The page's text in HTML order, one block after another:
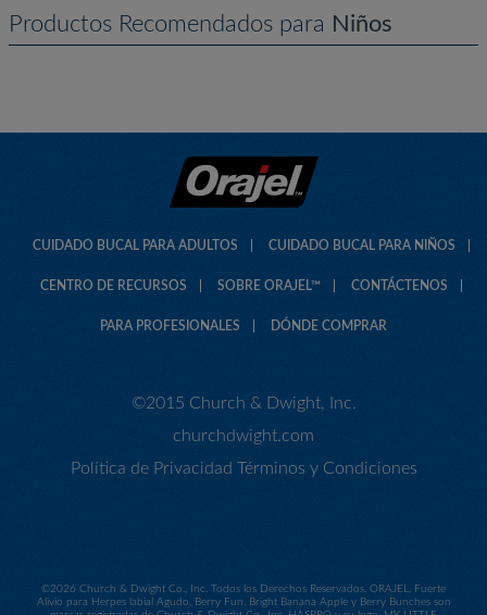
Productos Recomendados para Niños
CUIDADO BUCAL PARA ADULTOS CUIDADO BUCAL PARA NIÑOS
CENTRO DE RECURSOS SOBRE ORAJEL™ CONTÁCTENOS
PARA PROFESIONALES DÓNDE COMPRAR
©2015 Church & Dwight, Inc.
churchdwight.com
Política de Privacidad Términos y Condiciones
©2026 Church & Dwight Co., Inc. Todos los Derechos Reservados. ORAJEL, Fuerte
Alivio para Herpes labial Agudo, Berry Fun, Bright Banana Apple y Berry Bunches son